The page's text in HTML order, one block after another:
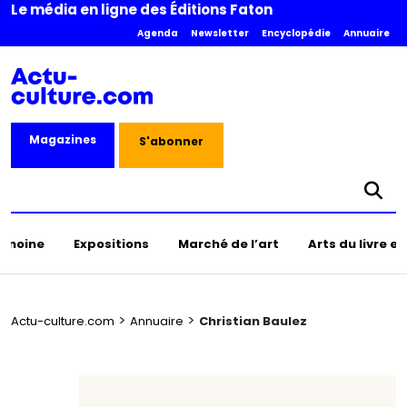
Le média en ligne des Éditions Faton
Agenda Newsletter Encyclopédie Annuaire
Magazines S'abonner
Expositions Marché de l’art Arts du livre
Actu-culture.com > Annuaire > Christian Baulez